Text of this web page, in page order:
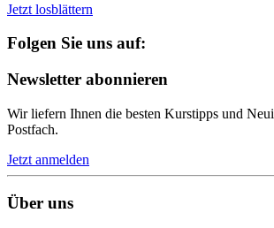
Jetzt losblättern
Folgen Sie uns auf:
Newsletter abonnieren
Wir liefern Ihnen die besten Kurstipps und
Postfach.
Jetzt anmelden
Über uns